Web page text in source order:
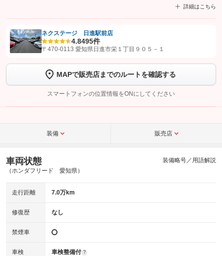
詳細はこちら
【STEP1】認証画面でグーネットを友だち追加してから「許可する」ボタンを押
トーク画面で
ボタンをタップして問い合わせを
完了してください。
こちら
ネクステージ 日進駅前店
4.8495件
〒470-0113 愛知県日進市栄１丁目９０５－１
MAPで販売店までのルートを確認する
スマートフォンの位置情報をONにしてください
装備 販売店
車両状態
（ホンダフリード 愛知県）
装備略号／用語解説
走行距離 7.0万km
修復歴 なし
禁煙車
車検 車検整備付 ?